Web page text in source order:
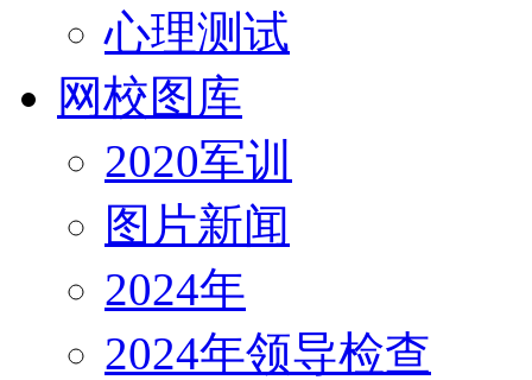
心理测试
网校图库
2020军训
图片新闻
2024年
2024年领导检查